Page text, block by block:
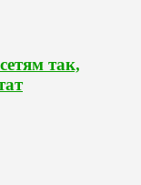
так,